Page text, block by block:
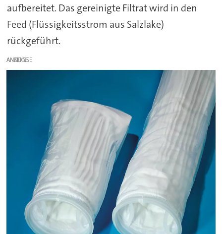
aufbereitet. Das gereinigte Filtrat wird in den
Feed (Flüssigkeitsstrom aus Salzlake)
rückgeführt.
ANZEIGE